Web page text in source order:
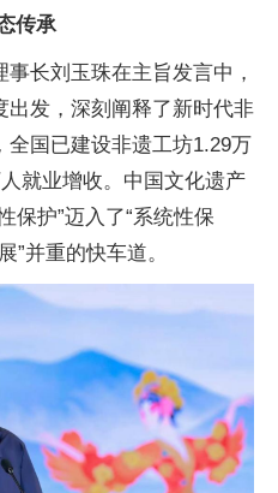
传承
长刘玉珠在主旨发言中，
出发，深刻阐释了新时代非
国已建设非遗工坊1.29万
就业增收。中国文化遗产
保护”迈入了“系统性保
”并重的快车道。